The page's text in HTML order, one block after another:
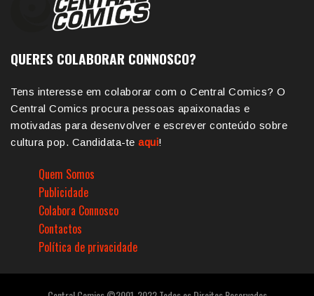
QUERES COLABORAR CONNOSCO?
Tens interesse em colaborar com o Central Comics? O
Central Comics procura pessoas apaixonadas e
motivadas para desenvolver e escrever conteúdo sobre
cultura pop. Candidata-te aqui!
Quem Somos
Publicidade
Colabora Connosco
Contactos
Política de privacidade